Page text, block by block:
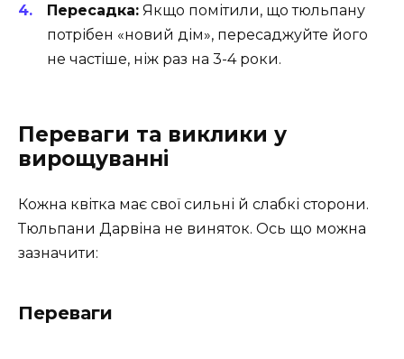
Пересадка: Якщо помітили, що тюльпану
потрібен «новий дім», пересаджуйте його
не частіше, ніж раз на 3-4 роки.
Переваги та виклики у
вирощуванні
Кожна квітка має свої сильні й слабкі сторони.
Тюльпани Дарвіна не виняток. Ось що можна
зазначити:
Переваги